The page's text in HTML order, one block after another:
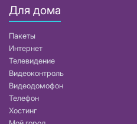
Для дома
Пакеты
Интернет
Телевидение
Видеоконтроль
Видеодомофон
Телефон
Хостинг